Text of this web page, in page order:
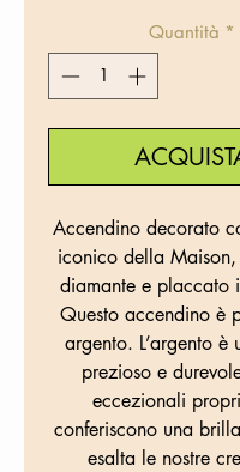
Quantità *
Accendino decorato
iconico della
diamante e placcato
Questo accendino è
argento. L’argento è
prezioso e
eccezionali
conferiscono una
esalta le nostre